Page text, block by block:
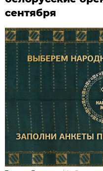
сентября